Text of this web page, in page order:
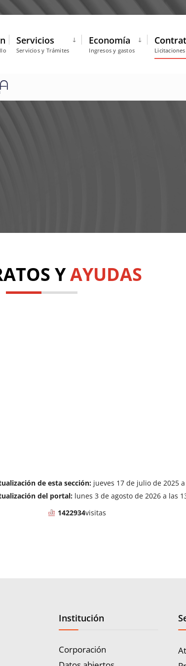
Servicios
Servicios y Trámites
Economía
Ingresos y gastos
YAYUDAS
de esta sección: jueves 17 de julio de 2025
del portal: lunes 3 de agosto de 2026 a las
1422934visitas
Institución
Corporación